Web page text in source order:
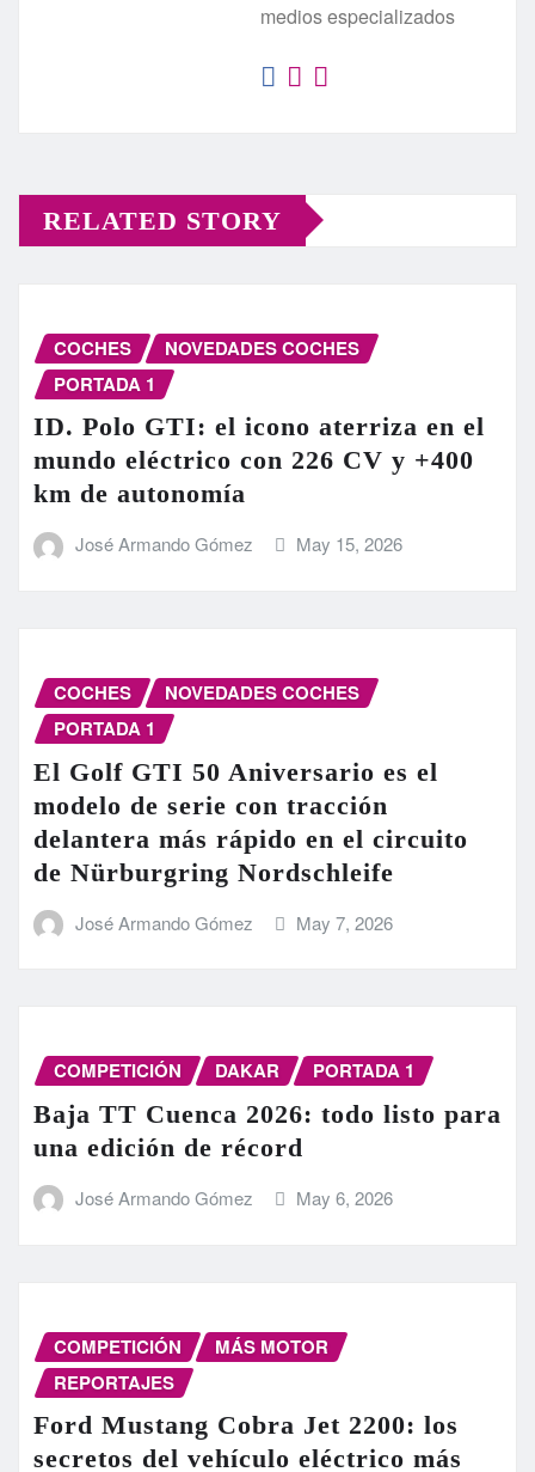
medios especializados
RELATED STORY
COCHES
NOVEDADES COCHES
PORTADA 1
ID. Polo GTI: el icono aterriza en el
mundo eléctrico con 226 CV y +400
km de autonomía
José Armando Gómez May 15, 2026
COCHES
NOVEDADES COCHES
PORTADA 1
El Golf GTI 50 Aniversario es el
modelo de serie con tracción
delantera más rápido en el circuito
de Nürburgring Nordschleife
José Armando Gómez May 7, 2026
COMPETICIÓN DAKAR PORTADA 1
Baja TT Cuenca 2026: todo listo para
una edición de récord
José Armando Gómez May 6, 2026
COMPETICIÓN
MÁS MOTOR
REPORTAJES
Ford Mustang Cobra Jet 2200: los
secretos del vehículo eléctrico más